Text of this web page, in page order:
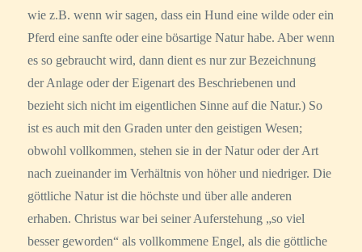
wie z.B. wenn wir sagen, dass ein Hund eine wilde oder ein
Pferd eine sanfte oder eine bösartige Natur habe. Aber wenn
es so gebraucht wird, dann dient es nur zur Bezeichnung
der Anlage oder der Eigenart des Beschriebenen und
bezieht sich nicht im eigentlichen Sinne auf die Natur.) So
ist es auch mit den Graden unter den geistigen Wesen;
obwohl vollkommen, stehen sie in der Natur oder der Art
nach zueinander im Verhältnis von höher und niedriger. Die
göttliche Natur ist die höchste und über alle anderen
erhaben. Christus war bei seiner Auferstehung „so viel
besser geworden“ als vollkommene Engel, als die göttliche